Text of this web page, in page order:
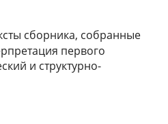
сборника, собранные
первого
и структурно-